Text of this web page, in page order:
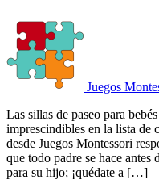
Juegos
Las sillas de paseo para
imprescindibles en la lista de
desde Juegos Montessori
que todo padre se hace antes
para su hijo; ¡quédate a […]